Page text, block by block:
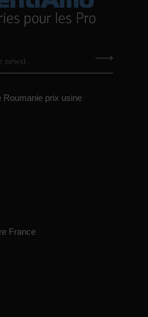
Roumanie prix usine
France